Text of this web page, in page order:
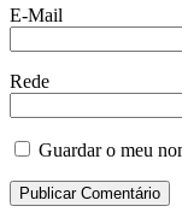
E-Mail
Rede
Guardar o meu